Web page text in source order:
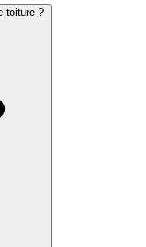
toiture ?